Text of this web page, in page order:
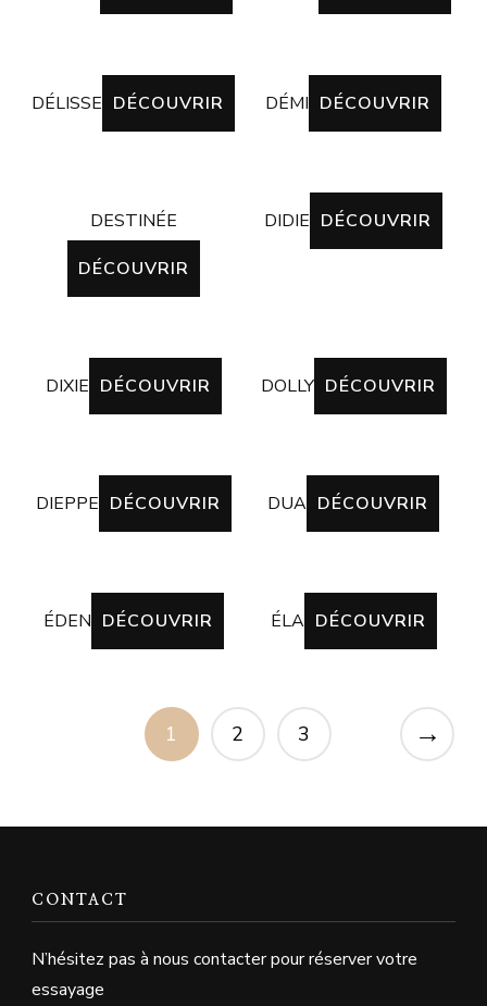
DÉLISSE DÉCOUVRIR DÉMI DÉCOUVRIR
DESTINÉE
DÉCOUVRIR
DIDIE DÉCOUVRIR
DIXIE DÉCOUVRIR DOLLY DÉCOUVRIR
DIEPPE DÉCOUVRIR DUA DÉCOUVRIR
ÉDEN DÉCOUVRIR ÉLA DÉCOUVRIR
1 2 3 →
CONTACT
N’hésitez pas à nous contacter pour réserver votre
essayage